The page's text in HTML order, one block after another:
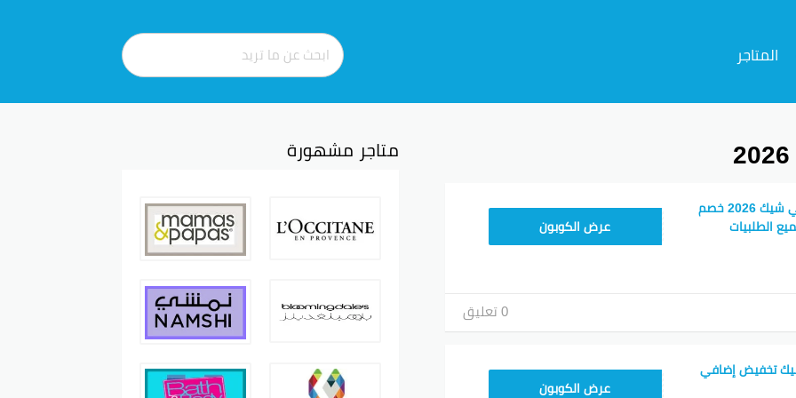
المتاجر
أفضل كود خصم جولي شيك 2026 خصم
الطلبيات
JLC32عرض الكوبون
0 تعليق
تخفيض إضافي
CPJ15عرض الكوبون
متاجر مشهورة